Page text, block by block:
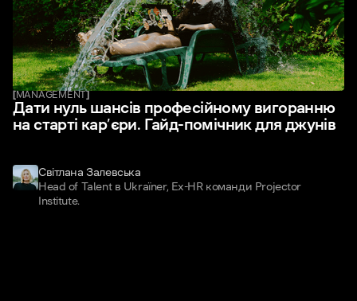
[MANAGEMENT]
Дати нуль шансів професійному вигоранню
на старті кар’єри. Гайд-помічник для джунів
Світлана Залевська
Head of Talent в Ukraїner, Ex-HR команди Projector
Institute.